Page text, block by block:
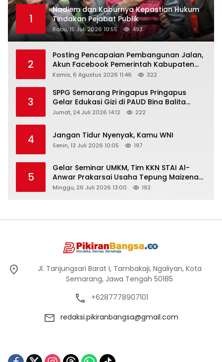
1
Nadiem dan Kaburnya Kepastian Hukum
Tindakan Pejabat Publik
Rabu, 15 Juli 2026 10:55 493
2
Posting Pencapaian Pembangunan Jalan,
Akun Facebook Pemerintah Kabupaten
Rembang “Dirujak” Warganet
Kamis, 6 Agustus 2026 11:46 322
3
SPPG Semarang Pringapus Pringapus
Gelar Edukasi Gizi di PAUD Bina Balita
Peringati Hari Anak Nasional 2026
Jumat, 24 Juli 2026 14:12 222
4 Jangan Tidur Nyenyak, Kamu WNI
Senin, 13 Juli 2026 10:05 197
5
Gelar Seminar UMKM, Tim KKN STAI Al-
Anwar Prakarsai Usaha Tepung Maizena
di Logung
Minggu, 26 Juli 2026 13:00 192
Jl. Tanjungsari Barat I, Tambakaji, Ngaliyan, Kota
Semarang, Jawa Tengah 50185
+6287778907101
redaksi.pikiranbangsa@gmail.com